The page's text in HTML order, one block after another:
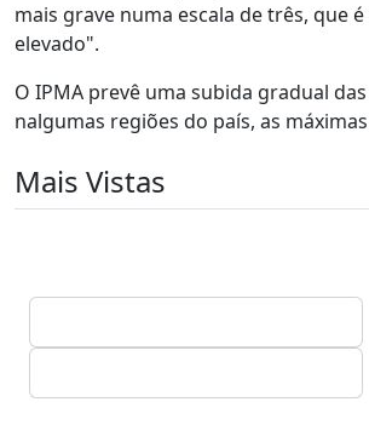
mais grave numa escala de três, que
elevado".
O IPMA prevê uma subida gradual
nalgumas regiões do país, as
Mais Vistas